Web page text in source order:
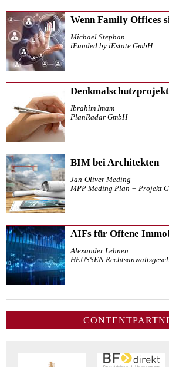
Wenn Family Offices
Michael Stephan
iFunded by iEstate GmbH
Ibrahim Imam
PlanRadar GmbH
BIM bei Architekten
Jan-Oliver Meding
MPP Meding Plan + Projekt
AIFs für Offene
Alexander Lehnen
HEUSSEN